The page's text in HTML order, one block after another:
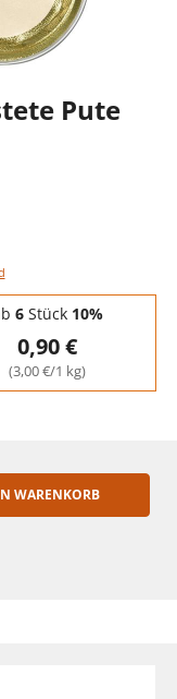
Pute
6Stück 10%
0,90 €
(3,00 €/1 kg)
WARENKORB